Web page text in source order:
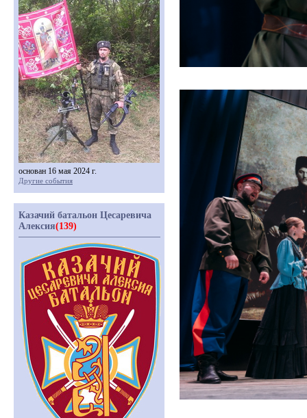
основан 16 мая 2024 г.
Другие события
Казачий батальон Цесаревича
Алексия(139)